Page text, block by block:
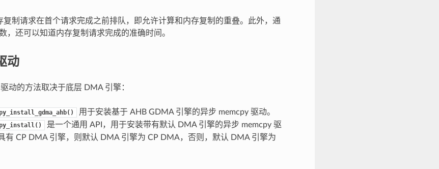
复制请求在首个请求完成之前排队，即允许计算和内存复制的重叠。此外，通
，还可以知道内存复制请求完成的准确时间。
动
动的方法取决于底层 DMA 引擎：
用于安装基于 AHB GDMA 引擎的异步 memcpy 驱动。
是一个通用 API，用于安装带有默认 DMA 引擎的异步 memcpy 驱
有 CP DMA 引擎，则默认 DMA 引擎为 CP DMA，否则，默认 DMA 引擎为